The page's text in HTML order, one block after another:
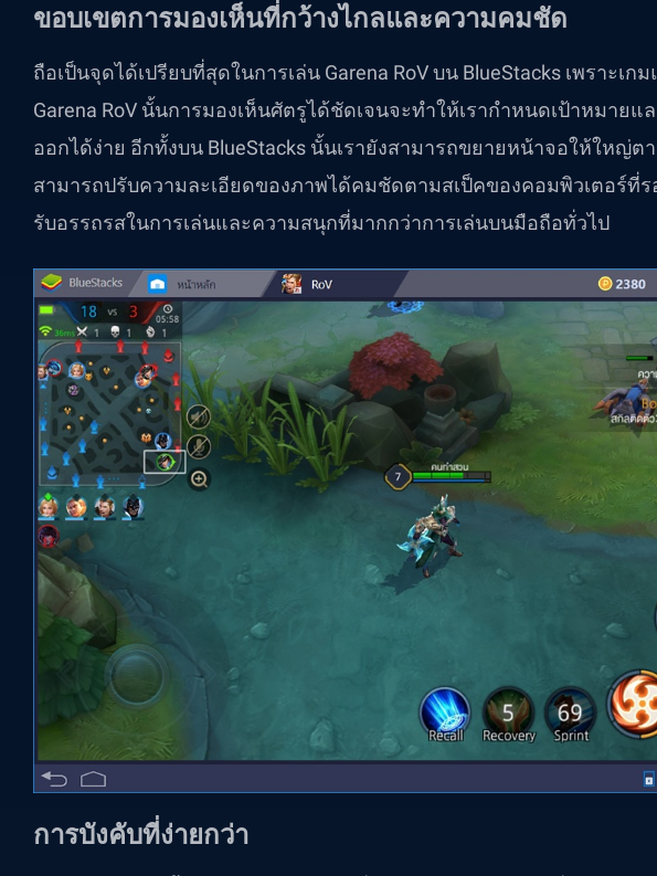
ขอบเขตการมองเห็นที่กว้างไกลและความคมชัด
ถือเป็นจุดได้เปรียบที่สุดในการเล่น Garena RoV บน BlueStacks เพราะเก
Garena RoV นั้นการมองเห็นศัตรูได้ชัดเจนจะทำให้เรากำหนดเป้าหมายแ
ออกได้ง่าย อีกทั้งบน BlueStacks นั้นเรายังสามารถขยายหน้าจอให้ใหญ่ต
สามารถปรับความละเอียดของภาพได้คมชัดตามสเป็คของคอมพิวเตอร์ที่ร
รับอรรถรสในการเล่นและความสนุกที่มากกว่าการเล่นบนมือถือทั่วไป
การบังคับที่ง่ายกว่า